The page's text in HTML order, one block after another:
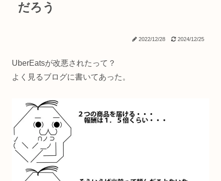
だろう
2022/12/28 2024/12/25
UberEatsが改悪されたって？
よく見るブログに書いてあった。